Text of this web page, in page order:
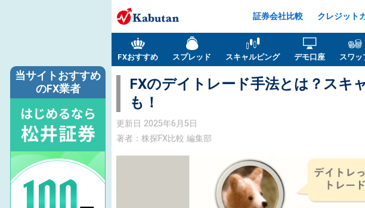
証券会社比較 クレジット
FXおすすめ スプレッド スキャルピング デモ口座 スワッ
FXのデイトレード手法とは？スキ
も！
更新日 2025年6月5日
著者：株探FX比較 編集部
当サイトおすすめ
のFX業者